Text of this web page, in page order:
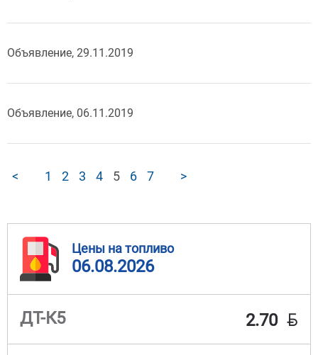
Объявление, 29.11.2019
Объявление, 06.11.2019
< 1 2 3 4 5 6 7 >
Цены на топливо
06.08.2026
ДТ-К5 2.70 BYN